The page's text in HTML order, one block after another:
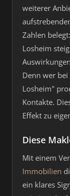
weiterer
Zahlen
Losheim
Denn wer
Losheim"
Kontakte.
Effekt zu
Diese
Mit einem
Immobilien
ein klares